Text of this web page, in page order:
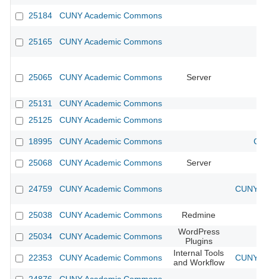
25184 CUNY Academic Commons
25165 CUNY Academic Commons
25065 CUNY Academic Commons Server
25131
CUNY Academic Commons
25125
CUNY Academic Commons
18995 CUNY Academic Commons
25068 CUNY Academic Commons Server
24759 CUNY Academic Commons CUNY
25038 CUNY Academic Commons Redmine
25034 CUNY Academic Commons
WordPress
Plugins
22353
CUNY Academic Commons
Internal Tools
and Workflow
CUNY